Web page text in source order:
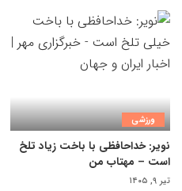
ورزشی
نویر: خداحافظی با باخت زیاد تلخ
است – مهتاب من
تیر ۹, ۱۴۰۵